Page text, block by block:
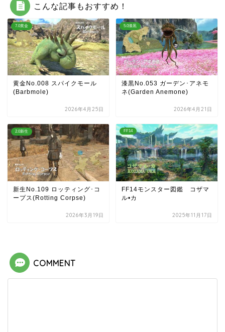
こんな記事もおすすめ！
7.0黄金
黄金No.008 スパイクモール
(Barbmole)
2026年4月25日
5.0漆黒
漆黒No.053 ガーデン･アネモ
ネ(Garden Anemone)
2026年4月21日
2.0新生
新生No.109 ロッティング･コ
ープス(Rotting Corpse)
2026年3月19日
FF14
FF14モンスター図鑑 コザマ
ル•カ
2025年11月17日
COMMENT